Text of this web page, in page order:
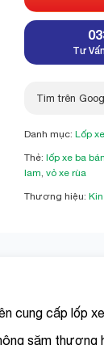
Tư
Tìm trên
Danh mục: Lốp
Thẻ: lốp xe ba
lam vỏ xe rùa
Thương hiệu:
cung cấp lốp
săm